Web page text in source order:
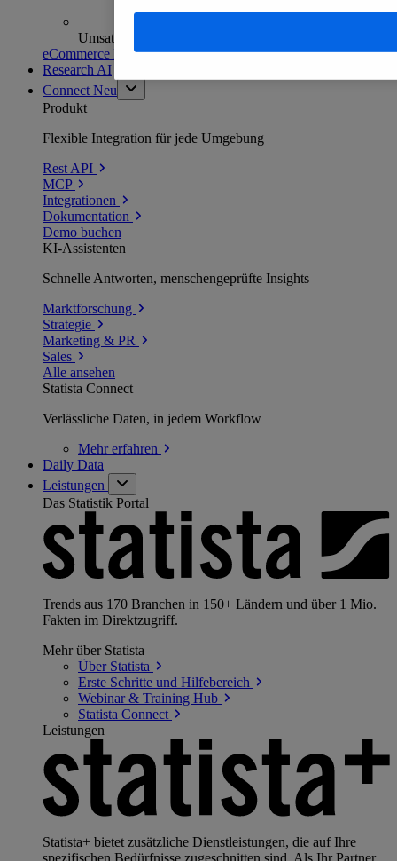
Umsatzanalysen und -prognosen
eCommerce Insights entdecken
Research AI
Connect Neu
Produkt
Flexible Integration für jede Umgebung
Rest API
MCP
Integrationen
Dokumentation
Demo buchen
KI-Assistenten
Schnelle Antworten, menschengeprüfte Insights
Marktforschung
Strategie
Marketing & PR
Sales
Alle ansehen
Statista Connect
Verlässliche Daten, in jedem Workflow
Mehrerfahren
Daily Data
Leistungen
Das Statistik Portal
Trends aus 170 Branchen in 150+ Ländern und über 1 Mio.
Fakten im Direktzugriff.
Mehr über Statista
Über Statista
Erste Schritte und Hilfebereich
Webinar & Training Hub
Statista Connect
Leistungen
Statista+ bietet zusätzliche Dienstleistungen, die auf Ihre
spezifischen Bedürfnisse zugeschnitten sind. Als Ihr Partner